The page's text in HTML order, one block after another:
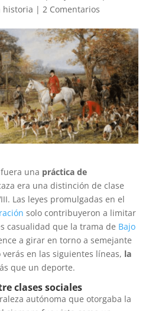
historia | 2 Comentarios
una práctica de
era una distinción de clase
Las leyes promulgadas en el
solo contribuyeron a limitar
casualidad que la trama de Bajo
a girar en torno a semejante
verás en las siguientes líneas, la
que un deporte.
clases sociales
autónoma que otorgaba la